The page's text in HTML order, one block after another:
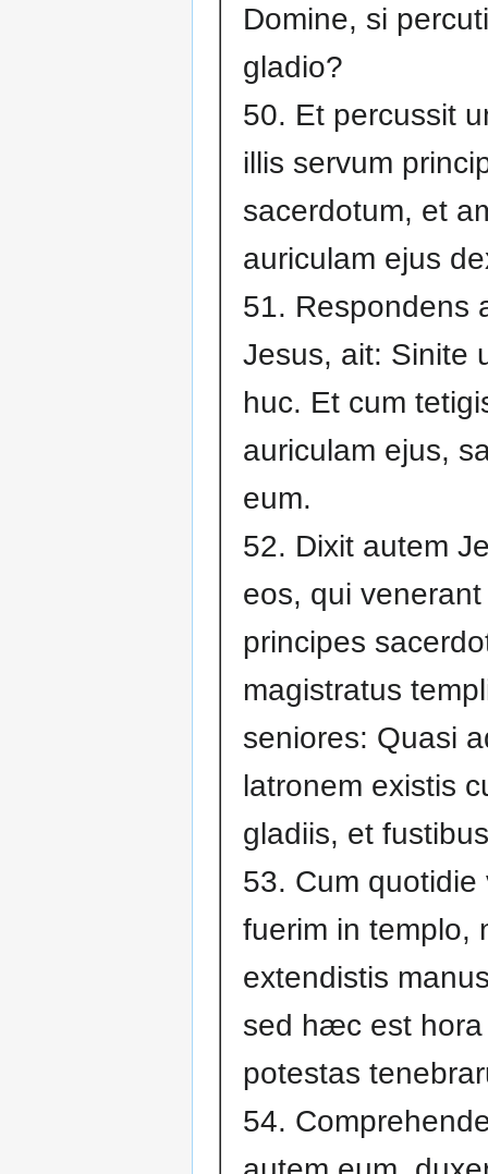
Domine, si
gladio?
50. Et percussit
illis servum
sacerdotum, et
auriculam ejus
51. Respondens
Jesus, ait: Sinite
huc. Et cum
auriculam ejus,
eum.
52. Dixit autem
eos, qui
principes
magistratus
seniores: Quasi
latronem existis
gladiis, et
53. Cum quotidie
fuerim in templo,
extendistis
sed hæc est
potestas
54.